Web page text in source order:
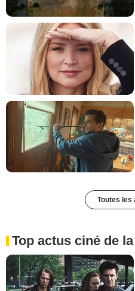
Toutes les
Top actus ciné de